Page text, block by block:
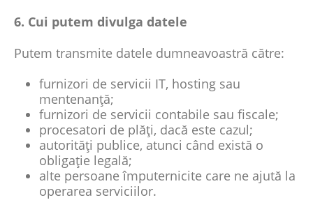
6. Cui putem divulga datele
Putem transmite datele dumneavoastră către:
furnizori de servicii IT, hosting sau
mentenanță;
furnizori de servicii contabile sau fiscale;
procesatori de plăți, dacă este cazul;
autorități publice, atunci când există o
obligație legală;
alte persoane împuternicite care ne ajută la
operarea serviciilor.